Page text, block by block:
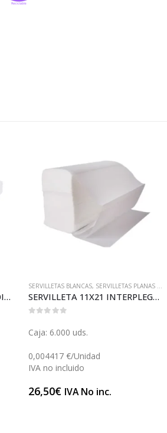
SERVILLETA 20X20 DOBLE POINT BLANCA (S109)
SERVILLETAS BLANCAS, SERVILLETAS PLANAS Y PARA DISPENSADORES
SERVILLETA 11X21 INTERPLEGADA BLANCA (S020)
Caja: 6.000 uds.
0,004417 €/Unidad
IVA no incluido
26,50€ IVA No inc.